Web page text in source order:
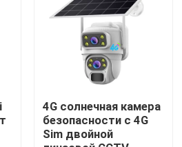
камеры слежения
водоустойчивая камера
4G солнечная камера
безопасности с 4G
Sim двойной